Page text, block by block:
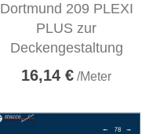
Dortmund 209 PLEXI
PLUS zur
Deckengestaltung
16,14 € /Meter